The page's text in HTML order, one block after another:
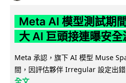
Meta AI 模型測試期
大 AI 巨頭接連曝安全
Meta 承認，旗下 AI 模型 Muse
間，因評估夥伴 Irregular 設定出
全文